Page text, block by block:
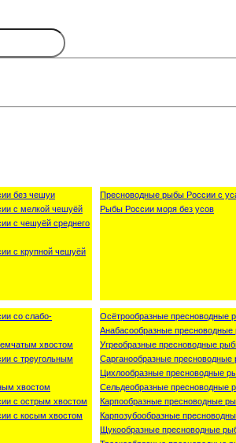
без чешуи
с мелкой чешуёй
с чешуёй среднего
с крупной чешуёй
Пресноводные рыбы России с
Рыбы России моря без усов
со слабо-
хвостом
с треугольным
хвостом
с острым хвостом
с косым хвостом
Осётрообразные пресноводные
Анабасообразные
Угреобразные пресноводные
Сарганообразные
Цихлообразные пресноводные
Сельдеобразные пресноводные
Карпообразные пресноводные
Карпозубообразные
Щукообразные пресноводные